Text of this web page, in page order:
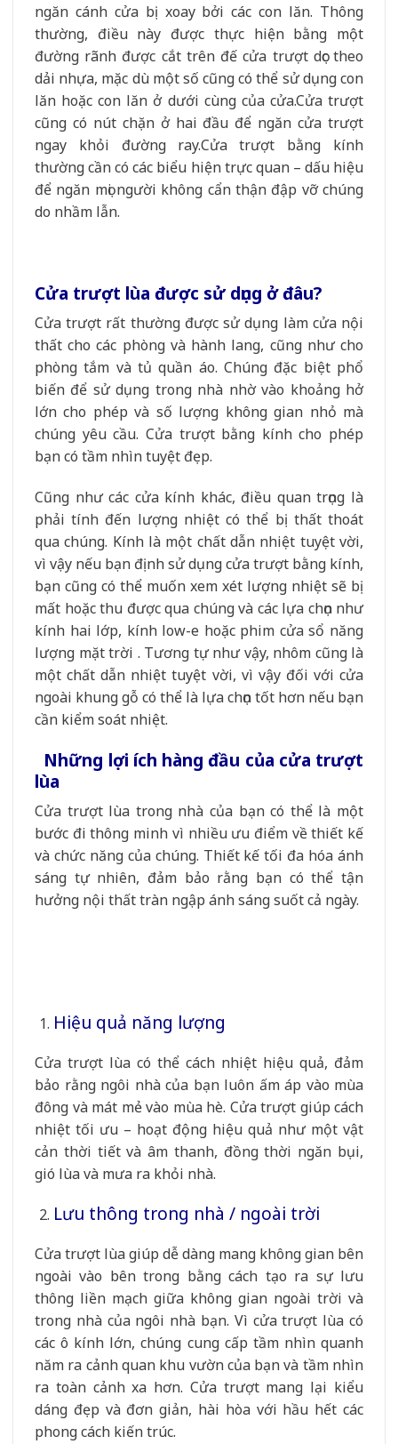
ngăn cánh cửa bị xoay bởi các con lăn. Thông
thường, điều này được thực hiện bằng một
đường rãnh được cắt trên đế cửa trượt dọc theo
dải nhựa, mặc dù một số cũng có thể sử dụng con
lăn hoặc con lăn ở dưới cùng của cửa.Cửa trượt
cũng có nút chặn ở hai đầu để ngăn cửa trượt
ngay khỏi đường ray.Cửa trượt bằng kính
thường cần có các biểu hiện trực quan – dấu hiệu
để ngăn mọi người không cẩn thận đập vỡ chúng
do nhầm lẫn.
Cửa trượt lùa được sử dụng ở đâu?
Cửa trượt rất thường được sử dụng làm cửa nội
thất cho các phòng và hành lang, cũng như cho
phòng tắm và tủ quần áo. Chúng đặc biệt phổ
biến để sử dụng trong nhà nhờ vào khoảng hở
lớn cho phép và số lượng không gian nhỏ mà
chúng yêu cầu. Cửa trượt bằng kính cho phép
bạn có tầm nhìn tuyệt đẹp.
Cũng như các cửa kính khác, điều quan trọng là
phải tính đến lượng nhiệt có thể bị thất thoát
qua chúng. Kính là một chất dẫn nhiệt tuyệt vời,
vì vậy nếu bạn định sử dụng cửa trượt bằng kính,
bạn cũng có thể muốn xem xét lượng nhiệt sẽ bị
mất hoặc thu được qua chúng và các lựa chọn như
kính hai lớp, kính low-e hoặc phim cửa sổ năng
lượng mặt trời . Tương tự như vậy, nhôm cũng là
một chất dẫn nhiệt tuyệt vời, vì vậy đối với cửa
ngoài khung gỗ có thể là lựa chọn tốt hơn nếu bạn
cần kiểm soát nhiệt.
Những lợi ích hàng đầu của cửa trượt
lùa
Cửa trượt lùa trong nhà của bạn có thể là một
bước đi thông minh vì nhiều ưu điểm về thiết kế
và chức năng của chúng. Thiết kế tối đa hóa ánh
sáng tự nhiên, đảm bảo rằng bạn có thể tận
hưởng nội thất tràn ngập ánh sáng suốt cả ngày.
Hiệu quả năng lượng
Cửa trượt lùa có thể cách nhiệt hiệu quả, đảm
bảo rằng ngôi nhà của bạn luôn ấm áp vào mùa
đông và mát mẻ vào mùa hè. Cửa trượt giúp cách
nhiệt tối ưu – hoạt động hiệu quả như một vật
cản thời tiết và âm thanh, đồng thời ngăn bụi,
gió lùa và mưa ra khỏi nhà.
Lưu thông trong nhà / ngoài trời
Cửa trượt lùa giúp dễ dàng mang không gian bên
ngoài vào bên trong bằng cách tạo ra sự lưu
thông liền mạch giữa không gian ngoài trời và
trong nhà của ngôi nhà bạn. Vì cửa trượt lùa có
các ô kính lớn, chúng cung cấp tầm nhìn quanh
năm ra cảnh quan khu vườn của bạn và tầm nhìn
ra toàn cảnh xa hơn. Cửa trượt mang lại kiểu
dáng đẹp và đơn giản, hài hòa với hầu hết các
phong cách kiến ​​trúc.